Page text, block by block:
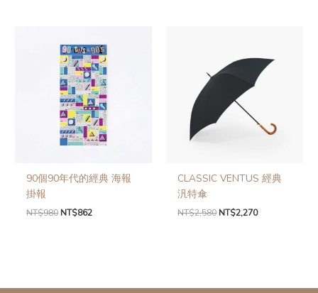
90個90年代的經典 海報
掛報
NT$980 NT$862
CLASSIC VENTUS 經典
汎特傘
NT$2,580 NT$2,270